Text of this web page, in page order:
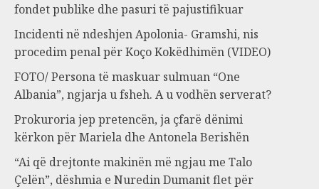
fondet publike dhe pasuri të pajustifikuar
Incidenti në ndeshjen Apolonia- Gramshi, nis
procedim penal për Koço Kokëdhimën (VIDEO)
FOTO/ Persona të maskuar sulmuan “One
Albania”, ngjarja u fsheh. A u vodhën serverat?
Prokuroria jep pretencën, ja çfarë dënimi
kërkon për Mariela dhe Antonela Berishën
“Ai që drejtonte makinën më ngjau me Talo
Çelën”, dëshmia e Nuredin Dumanit flet për